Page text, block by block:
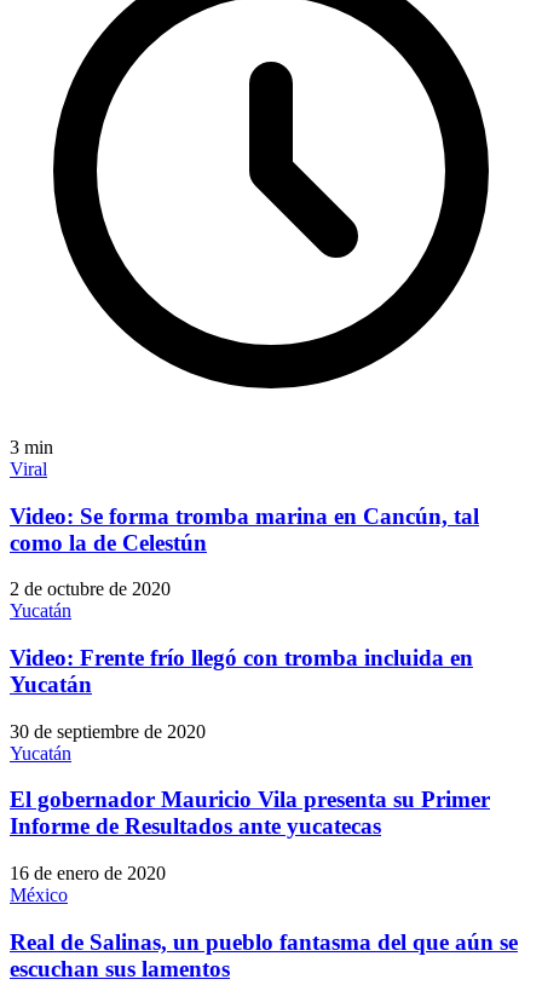
3 min
Viral
Video: Se forma tromba marina en Cancún, tal
como la de Celestún
2 de octubre de 2020
Yucatán
Video: Frente frío llegó con tromba incluida en
Yucatán
30 de septiembre de 2020
Yucatán
El gobernador Mauricio Vila presenta su Primer
Informe de Resultados ante yucatecas
16 de enero de 2020
México
Real de Salinas, un pueblo fantasma del que aún se
escuchan sus lamentos